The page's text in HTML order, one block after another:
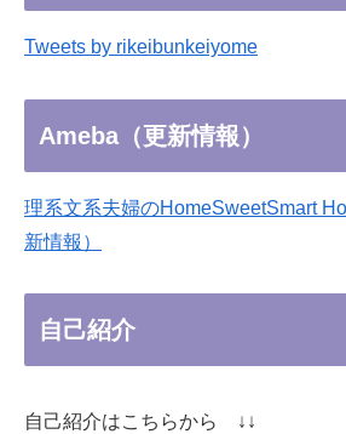
Tweets by rikeibunkeiyome
Ameba（更新情報）
理系文系夫婦のHomeSweetSmart
新情報）
自己紹介
自己紹介はこちらから ↓↓